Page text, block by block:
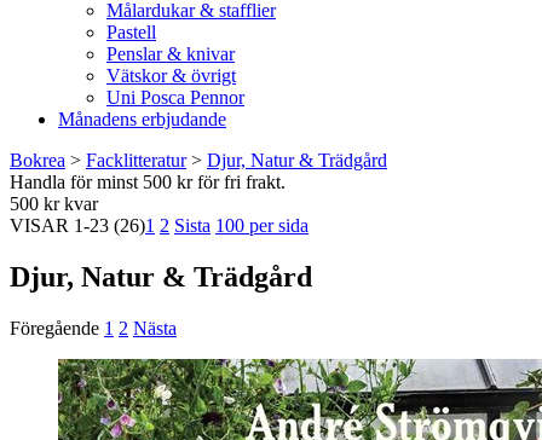
Målardukar & stafflier
Pastell
Penslar & knivar
Vätskor & övrigt
Uni Posca Pennor
Månadens erbjudande
Bokrea > Facklitteratur> Djur, Natur & Trädgård
Handla för minst 500 kr för fri frakt.
500 kr kvar
VISAR 1-23 (26)1 2 Sista 100 per sida
Djur, Natur & Trädgård
Föregående 1 2 Nästa